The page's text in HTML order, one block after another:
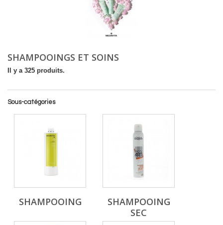
SHAMPOOINGS ET SOINS
Il y a 325 produits.
Sous-catégories
SHAMPOOING
SHAMPOOING
SEC